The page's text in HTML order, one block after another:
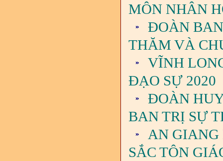
MÔN NHÂN
ĐOÀN
THĂM VÀ
VĨNH
ĐẠO SỰ 2020
ĐOÀN
BAN TRỊ SỰ
AN GIANG
SẮC TÔN